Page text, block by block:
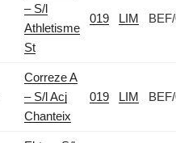
– S/l
Athletisme
St
019 LIM
Correze A
– S/l Acj
Chanteix
019 LIM